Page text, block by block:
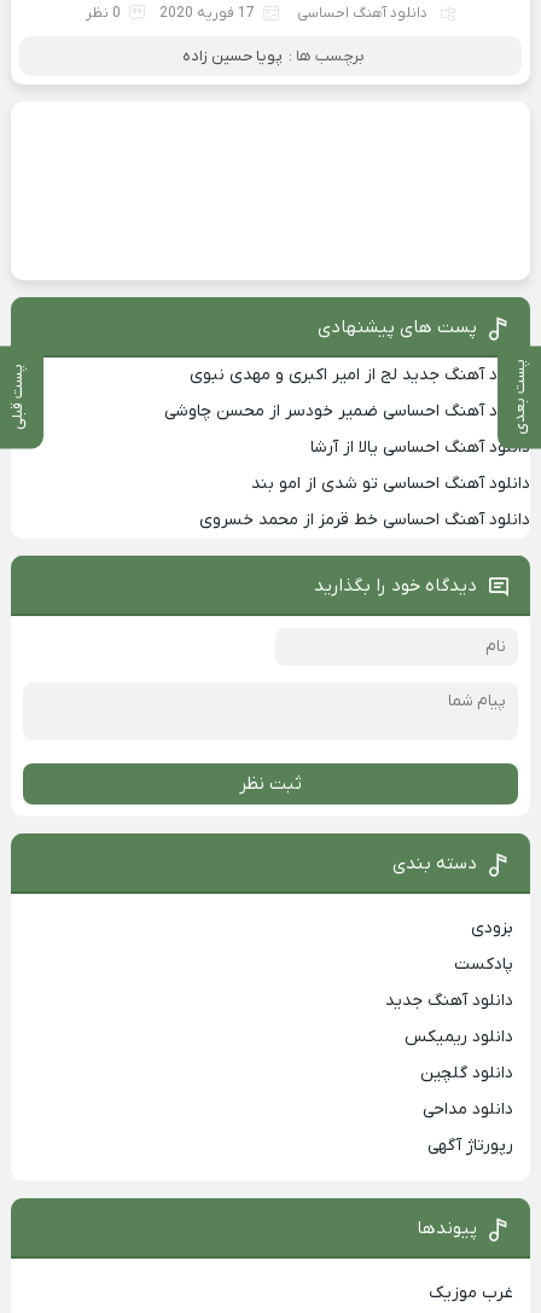
پست بعدی پست قبلی
دانلود آهنگ احساسی 17 فوریه 2020 0 نظر
برچسب ها : پویا حسین زاده
پست های پیشنهادی
دانلود آهنگ جدید لج از امیر اکبری و مهدی نبوی
دانلود آهنگ احساسی ضمیر خودسر از محسن چاوشی
دانلود آهنگ احساسی یالا از آرشا
دانلود آهنگ احساسی تو شدی از امو بند
دانلود آهنگ احساسی خط قرمز از محمد خسروی
دیدگاه خود را بگذارید
ثبت نظر
دسته بندی
بزودی
پادکست
دانلود آهنگ جدید
دانلود ریمیکس
دانلود گلچین
دانلود مداحی
رپورتاژ آگهی
پیوندها
غرب موزیک